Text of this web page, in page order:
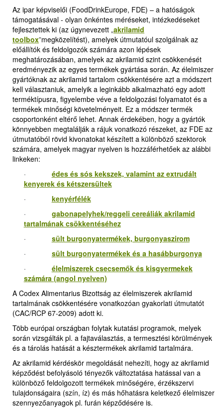
Az ipar képviselői (FoodDrinkEurope, FDE) – a hatóságok
támogatásával - olyan önkéntes méréseket, intézkedéseket
fejlesztettek ki (az úgynevezett „akrilamid
toolbox”megközelítést), amelyek útmutatóul szolgálnak az
előállítók és feldolgozók számára azon lépések
meghatározásában, amelyek az akrilamid szint csökkenését
eredményezik az egyes termékek gyártása során. Az élelmiszer
gyártóknak az akrilamid tartalom csökkentésére azt a módszert
kell választaniuk, amelyik a leginkább alkalmazható egy adott
terméktípusra, figyelembe véve a feldolgozási folyamatot és a
termékek minőségi követelményeit. Ez a módszer termék
csoportonként eltérő lehet. Annak érdekében, hogy a gyártók
könnyebben megtalálják a rájuk vonatkozó részeket, az FDE az
útmutatóból rövid kivonatokat készített a különböző szektorok
számára, amelyek magyar nyelven is hozzáférhetőek az alábbi
linkeken:
· édes és sós kekszek, valamint az extrudált
kenyerek és kétszersültek
· kenyérfélék
· gabonapelyhek/reggeli cereáliák akrilamid
tartalmának csökkentéséhez
· sült burgonyatermékek, burgonyaszirom
· sült burgonyatermékek és a hasábburgonya
· élelmiszerek csecsemők és kisgyermekek
számára (angol nyelven)
A Codex Alimentarius Bizottság az élelmiszerek akrilamid
tartalmának csökkentésére vonatkozóan gyakorlati útmutatót
(CAC/RCP 67-2009) adott ki.
Több európai országban folytak kutatási programok, melyek
során vizsgálták pl. a fajtaválasztás, a termesztési körülmények
és a tárolás hatását a késztermékek akrilamid tartalmára.
Az akrilamid kérdéskör megoldását nehezíti, hogy az akrilamid
képződést befolyásoló tényezők változtatása hatással van a
különböző feldolgozott termékek minőségére, érzékszervi
tulajdonságaira (szín, íz) és más hőhatásra keletkező élelmiszer
szennyezőanyagok pl. furán képződésére is.